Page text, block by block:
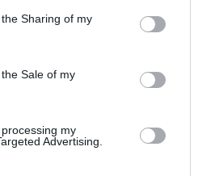
Sharing of my
Sale of my
my
Advertising.
(FI), PIENO